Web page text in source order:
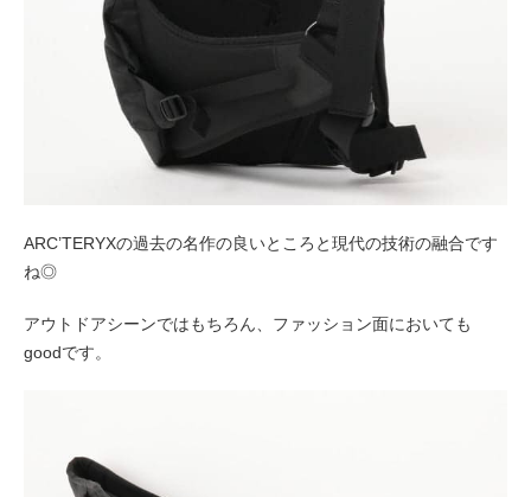
ARC’TERYXの過去の名作の良いところと現代の技術の融合です
ね◎
アウトドアシーンではもちろん、ファッション面においても
goodです。